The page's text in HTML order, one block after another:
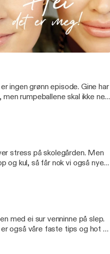
life hacks og spådom om
skjer og da gjelder det å
information.
ingen grønn episode. Gine har
rumpeballene skal ikke ned
stress på skolegården. Men
og kul, så får nok vi også nye
ting. -----------------
med ei sur venninne på slep.
også våre faste tips og hot on